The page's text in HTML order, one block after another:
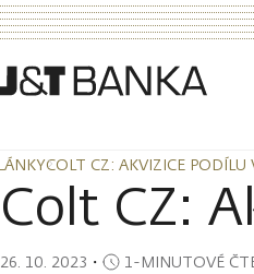
COLT CZ: AKVIZICE
COLT CZ: AKVIZICE
Colt CZ:
26. 10. 2023 ・ 1-MINUTOVÉ